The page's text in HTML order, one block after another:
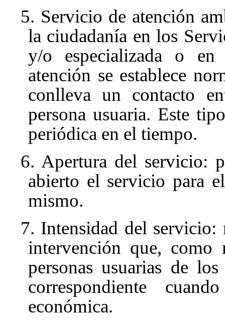
5. Servicio de atención
la ciudadanía en los
y/o especializada o
atención se establece
conlleva un contacto
persona usuaria. Este
periódica en el tiempo.
6. Apertura del servicio:
abierto el servicio para
mismo.
7. Intensidad del servicio:
intervención que,
personas usuarias de
correspondiente
económica.